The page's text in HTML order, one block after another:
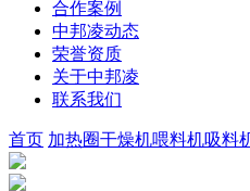
合作案例
中邦凌动态
荣誉资质
关于中邦凌
联系我们
首页 加热圈干燥机喂料机吸料